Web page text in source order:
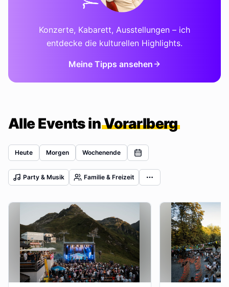
Konzerte, Kabarett, Ausstellungen – ich
entdecke die kulturellen Highlights.
Meine Tipps ansehen
Alle Events inVorarlberg
Heute Morgen Wochenende
Party & Musik Familie & Freizeit